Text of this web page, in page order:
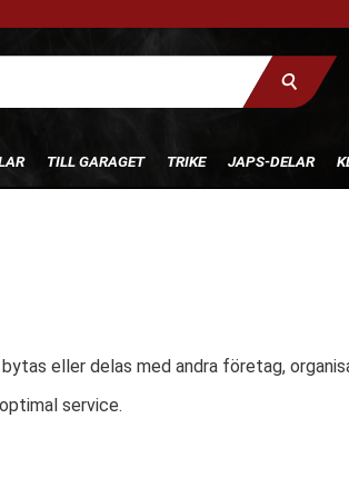
TILL GARAGET TRIKE JAPS-DELAR
eller delas med andra företag,
service.